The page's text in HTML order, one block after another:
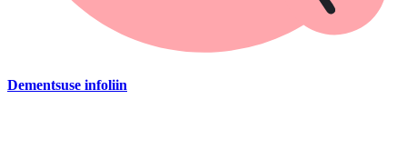
Dementsuse infoliin